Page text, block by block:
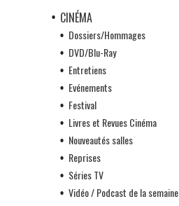
CINÉMA
Dossiers/Hommages
DVD/Blu-Ray
Entretiens
Evénements
Festival
Livres et Revues Cinéma
Nouveautés salles
Reprises
Séries TV
Vidéo / Podcast de la semaine